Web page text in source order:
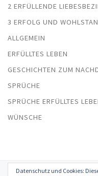
2 ERFÜLLENDE
3 ERFOLG UND
ALLGEMEIN
ERFÜLLTES LEBEN
GESCHICHTEN ZUM
SPRÜCHE
SPRÜCHE ERFÜLLTES
WÜNSCHE
Datenschutz und Cookies: